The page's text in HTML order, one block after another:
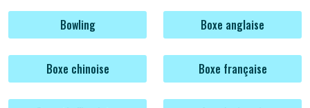
Bowling Boxe anglaise
Boxe chinoise Boxe française